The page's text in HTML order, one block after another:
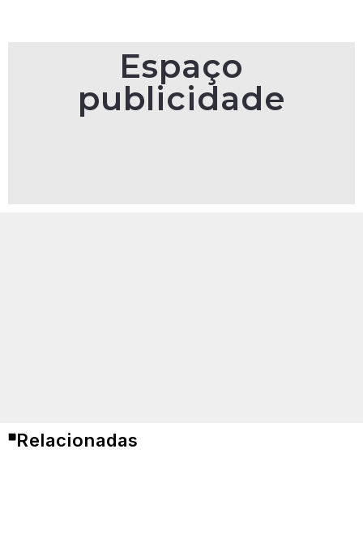
Espaço
publicidade
Relacionadas